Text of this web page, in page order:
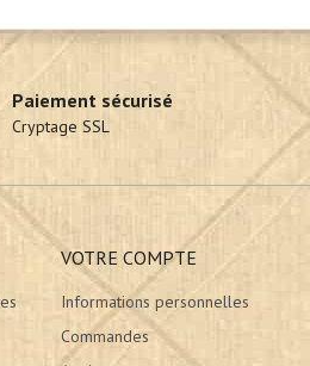
Paiement sécurisé
Cryptage SSL
VOTRE COMPTE
Informations personnelles
Commandes